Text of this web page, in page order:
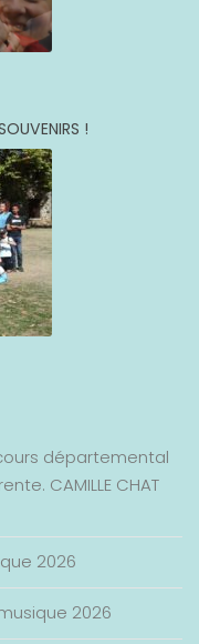
!
départemental
CAMILLE CHAT
2026
2026